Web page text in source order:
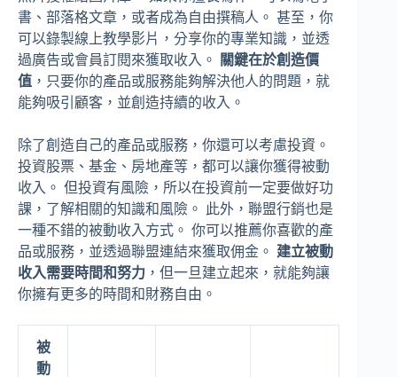
書、部落格文章，或者成為自由撰稿人。 甚至，你
可以錄製線上教學影片，分享你的專業知識，並透
過廣告或會員訂閱來獲取收入。
關鍵在於創造價
值 ，只要你的產品或服務能夠解決他人的問題，就
能夠吸引顧客，並創造持續的收入。
除了創造自己的產品或服務，你還可以考慮投資。
投資股票、基金、房地產等，都可以讓你獲得被動
收入。 但投資有風險，所以在投資前一定要做好功
課，了解相關的知識和風險。 此外，聯盟行銷也是
一種不錯的被動收入方式。 你可以推薦你喜歡的產
品或服務，並透過聯盟連結來獲取佣金。 建立被動
收入需要時間和努力 ，但一旦建立起來，就能夠讓
你擁有更多的時間和財務自由。
被
動